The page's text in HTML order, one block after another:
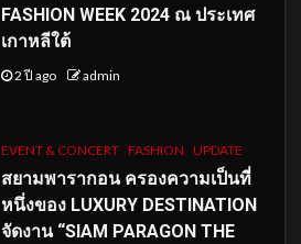
FASHION WEEK 2024 ณ ประเทศ
เกาหลีใต้
2 ปี ago admin
EVENT & CONCERT FASHION UPDATE
สยามพารากอน ครองความเป็นที่
หนึ่งของ LUXURY DESTINATION
จัดงาน “SIAM PARAGON THE